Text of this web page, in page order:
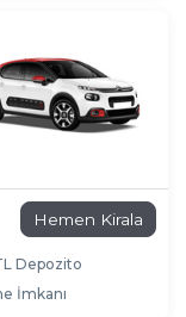
Hemen Kirala
Depozito
İmkanı